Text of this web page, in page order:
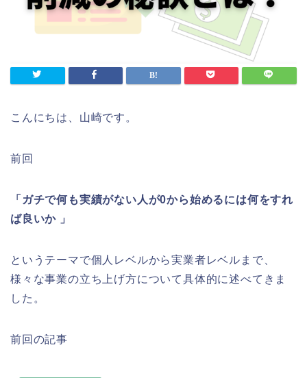
こんにちは、山崎です。
前回
「ガチで何も実績がない人が0から始めるには何をすれ
ば良いか 」
というテーマで個人レベルから実業者レベルまで、
様々な事業の立ち上げ方について具体的に述べてきま
した。
前回の記事